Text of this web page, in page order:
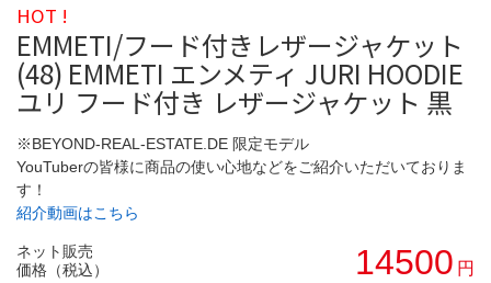
HOT !
EMMETI/フード付きレザージャケット
(48) EMMETI エンメティ JURI HOODIE
ユリ フード付き レザージャケット 黒
※BEYOND-REAL-ESTATE.DE 限定モデル
YouTuberの皆様に商品の使い心地などをご紹介いただいておりま
す！
紹介動画はこちら
ネット販売
価格（税込）
14500 円